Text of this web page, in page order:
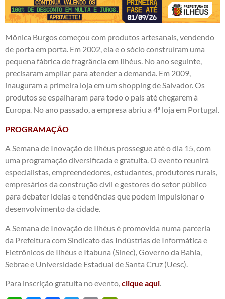
Mônica Burgos começou com produtos artesanais, vendendo
de porta em porta. Em 2002, ela e o sócio construíram uma
pequena fábrica de fragrância em Ilhéus. No ano seguinte,
precisaram ampliar para atender a demanda. Em 2009,
inauguram a primeira loja em um shopping de Salvador. Os
produtos se espalharam para todo o país até chegarem à
Europa. No ano passado, a empresa abriu a 4ª loja em Portugal.
PROGRAMAÇÃO
A Semana de Inovação de Ilhéus prossegue até o dia 15, com
uma programação diversificada e gratuita. O evento reunirá
especialistas, empreendedores, estudantes, produtores rurais,
empresários da construção civil e gestores do setor público
para debater ideias e tendências que podem impulsionar o
desenvolvimento da cidade.
A Semana de Inovação de Ilhéus é promovida numa parceria
da Prefeitura com Sindicato das Indústrias de Informática e
Eletrônicos de Ilhéus e Itabuna (Sinec), Governo da Bahia,
Sebrae e Universidade Estadual de Santa Cruz (Uesc).
Para inscrição gratuita no evento,clique aqui.